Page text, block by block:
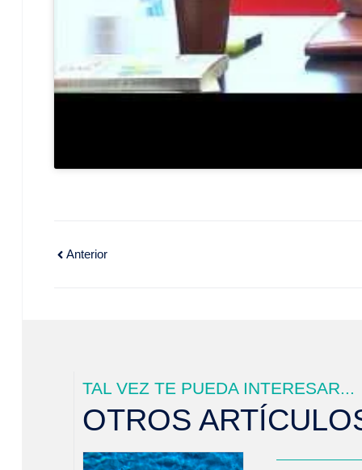
Anterior
TAL VEZ TE PUEDA INTERESAR...
OTROS